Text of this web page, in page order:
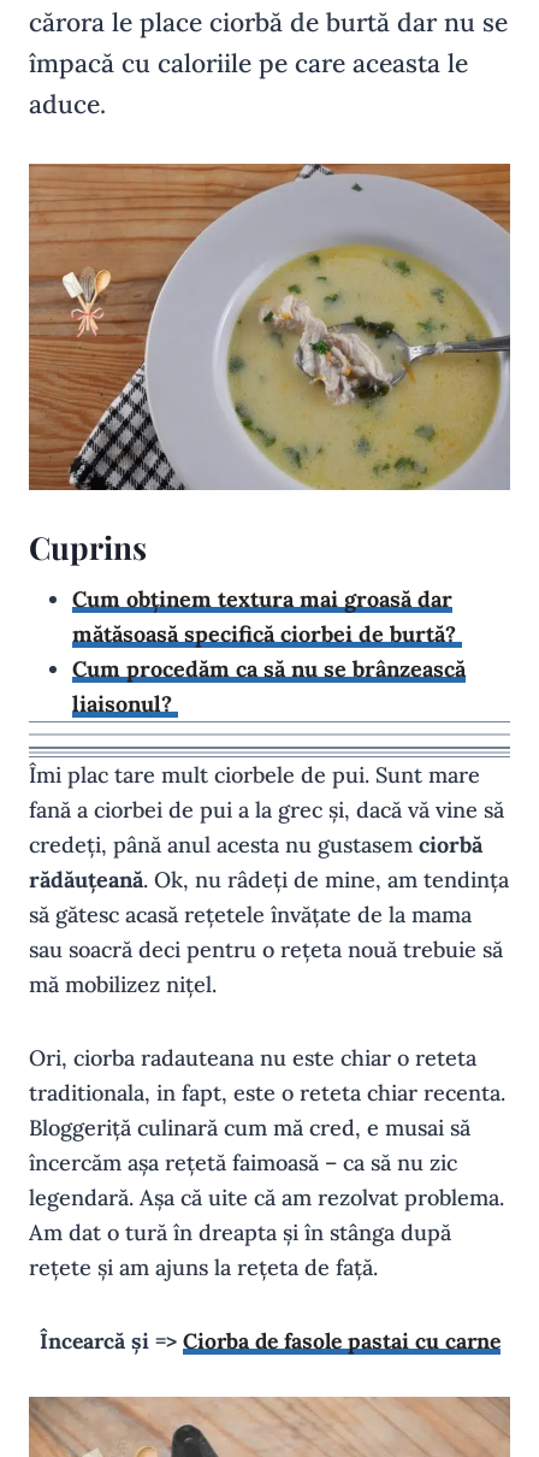
cărora le place ciorbă de burtă dar nu se
împacă cu caloriile pe care aceasta le
aduce.
Cuprins
Cum obținem textura mai groasă dar
mătăsoasă specifică ciorbei de burtă?
Cum procedăm ca să nu se brânzească
liaisonul?
Îmi plac tare mult ciorbele de pui. Sunt mare
fană a ciorbei de pui a la grec și, dacă vă vine să
credeți, până anul acesta nu gustasem ciorbă
rădăuțeană. Ok, nu râdeți de mine, am tendința
să gătesc acasă rețetele învățate de la mama
sau soacră deci pentru o rețeta nouă trebuie să
mă mobilizez nițel.
Ori, ciorba radauteana nu este chiar o reteta
traditionala, in fapt, este o reteta chiar recenta.
Bloggeriță culinară cum mă cred, e musai să
încercăm așa rețetă faimoasă – ca să nu zic
legendară. Așa că uite că am rezolvat problema.
Am dat o tură în dreapta și în stânga după
rețete și am ajuns la rețeta de față.
Încearcă și => Ciorba de fasole pastai cu carne